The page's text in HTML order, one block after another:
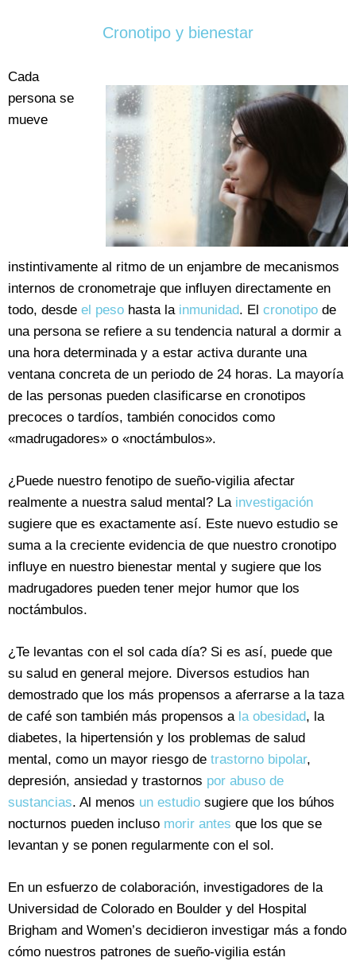
Cronotipo y bienestar
Cada
persona se
mueve
instintivamente al ritmo de un enjambre de mecanismos
internos de cronometraje que influyen directamente en
todo, desde el peso hasta la inmunidad. El cronotipo de
una persona se refiere a su tendencia natural a dormir a
una hora determinada y a estar activa durante una
ventana concreta de un periodo de 24 horas. La mayoría
de las personas pueden clasificarse en cronotipos
precoces o tardíos, también conocidos como
«madrugadores» o «noctámbulos».
¿Puede nuestro fenotipo de sueño-vigilia afectar
realmente a nuestra salud mental? La investigación
sugiere que es exactamente así. Este nuevo estudio se
suma a la creciente evidencia de que nuestro cronotipo
influye en nuestro bienestar mental y sugiere que los
madrugadores pueden tener mejor humor que los
noctámbulos.
¿Te levantas con el sol cada día? Si es así, puede que
su salud en general mejore. Diversos estudios han
demostrado que los más propensos a aferrarse a la taza
de café son también más propensos a la obesidad, la
diabetes, la hipertensión y los problemas de salud
mental, como un mayor riesgo de trastorno bipolar,
depresión, ansiedad y trastornos por abuso de
sustancias. Al menos un estudio sugiere que los búhos
nocturnos pueden incluso morir antes que los que se
levantan y se ponen regularmente con el sol.
En un esfuerzo de colaboración, investigadores de la
Universidad de Colorado en Boulder y del Hospital
Brigham and Women’s decidieron investigar más a fondo
cómo nuestros patrones de sueño-vigilia están